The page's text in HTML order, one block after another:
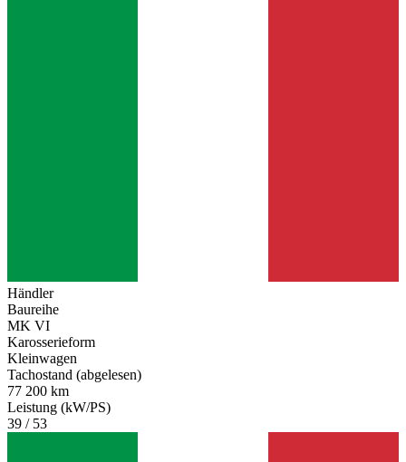
Händler
Baureihe
MK VI
Karosserieform
Kleinwagen
Tachostand (abgelesen)
77 200 km
Leistung (kW/PS)
39 / 53